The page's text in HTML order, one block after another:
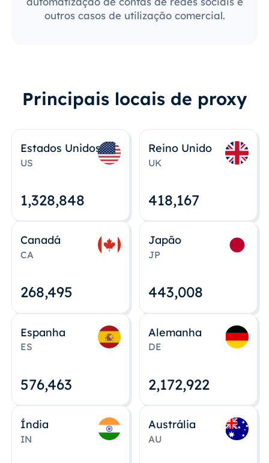
outros casos de utilização comercial.
Principais locais de proxy
Estados Unidos
US
1,328,848
Reino Unido
UK
418,167
Canadá
CA
268,495
Japão
JP
443,008
Espanha
ES
576,463
Alemanha
DE
2,172,922
Índia
IN
Austrália
AU